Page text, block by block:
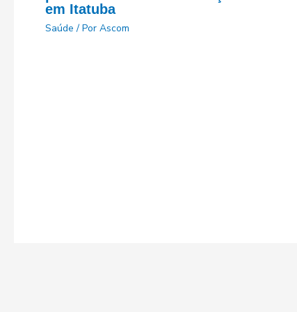
em Itatuba
Saúde / Por Ascom